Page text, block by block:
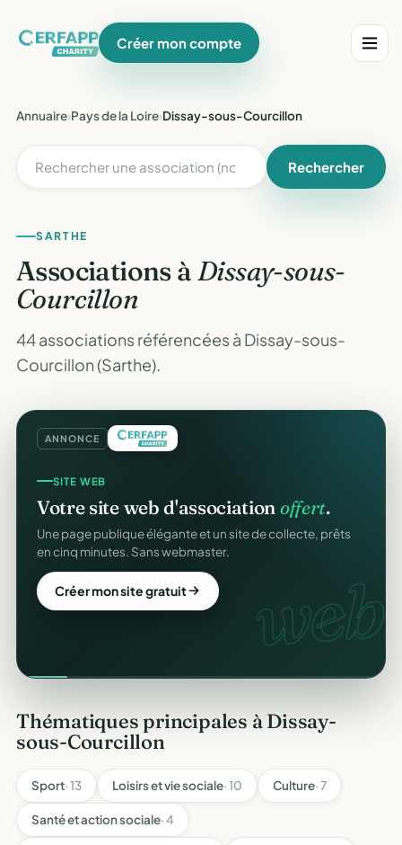
Créer mon compte
Annuaire›Pays de la Loire›Dissay-sous-Courcillon
Rechercher
SARTHE
Associations àDissay-sous-
Courcillon
44 associations référencées à Dissay-sous-
Courcillon (Sarthe).
ANNONCE
web.
SITE WEB
Votre site web d'association offert.
Une page publique élégante et un site de collecte, prêts
en cinq minutes. Sans webmaster.
Créer mon site gratuit
Thématiques principales à Dissay-
sous-Courcillon
Sport· 13 Loisirs et vie sociale· 10 Culture· 7
Santé et action sociale· 4